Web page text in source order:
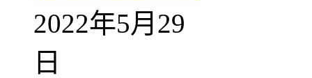
2022年5月29
日